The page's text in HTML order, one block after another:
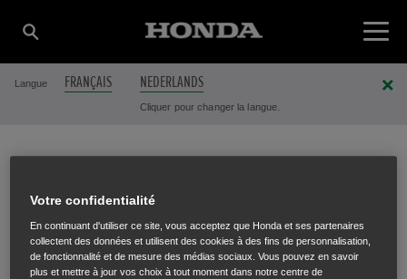
Langue FRANÇAIS NEDERLANDS
Cliquer pour changer la langue.
LUYCKX JOSE BVBA
Roeselarestraat 4a,Rollegem-Kapelle,8880
Votre confidentialité
En continuant d'utiliser ce site, vous acceptez que Honda et ses partenaires
collectent des données et utilisent des cookies à des fins de personnalisation,
de fonctionnalité et de mesure des médias sociaux. Vous pouvez en savoir
plus et mettre à jour vos choix à tout moment dans notre centre de